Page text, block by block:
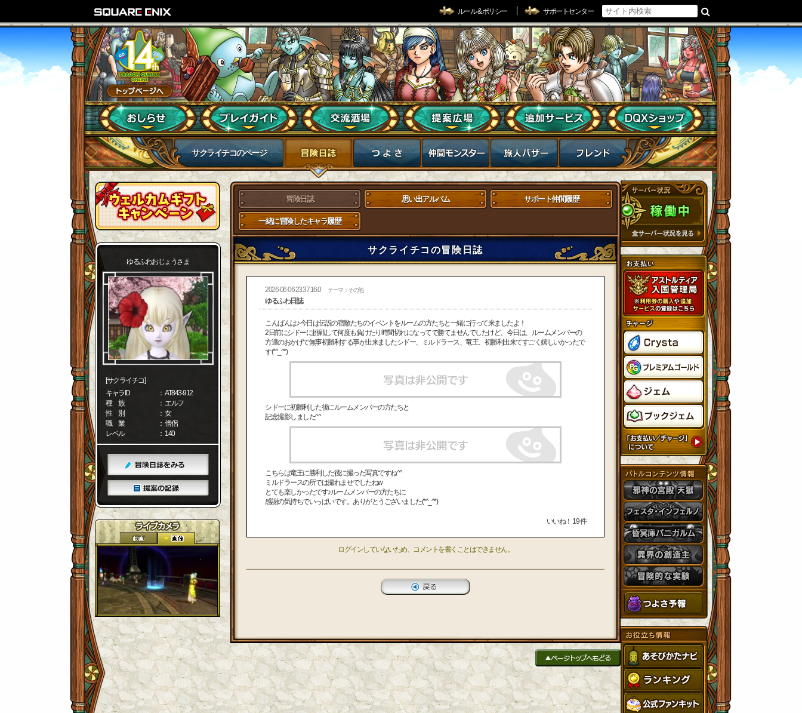
ルール & ポリシー サポートセンター
サクライチコのページ
ゆるふわおじょうさま
[サクライチコ]
キャラID
： AT843-912
種 族
： エルフ
性 別
： 女
職 業
： 僧侶
レベル
： 140
冒険日誌 思い出アルバム サポート仲間履歴
一緒に冒険したキャラ履歴
サクライチコの冒険日誌
2026-06-06 23:37:16.0 テーマ：その他
ゆるふわ日誌
こんばんは♪ 今日は伝説の宿敵たちのイベントをルームの方たちと一緒に行って来ましたよ！
2日前にシドーに挑戦して何度も負けたり時間切れになってで勝てませんでしたけど、今日は、ルームメンバーの
方達のおかげで無事初勝利する事が出来ましたシドー、ミルドラース、竜王、初勝利出来てすごく嬉しいかったで
す(*^_^*)
シドーに初勝利した後にルームメンバーの方たちと
記念撮影しました^^
こちらは竜王に勝利した後に撮った写真ですね^^
ミルドラースの所では撮れませでしたねw
とても楽しかったです♪ルームメンバーの方たちに
感謝の気持ちでいっぱいです。ありがとうございました(*^_^*)
いいね！ 19件
ログインしていないため、コメントを書くことはできません。